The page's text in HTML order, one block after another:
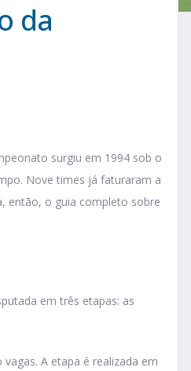
da
surgiu em 1994 sob o
Nove times já faturaram a
então, o guia completo sobre
em três etapas: as
A etapa é realizada em